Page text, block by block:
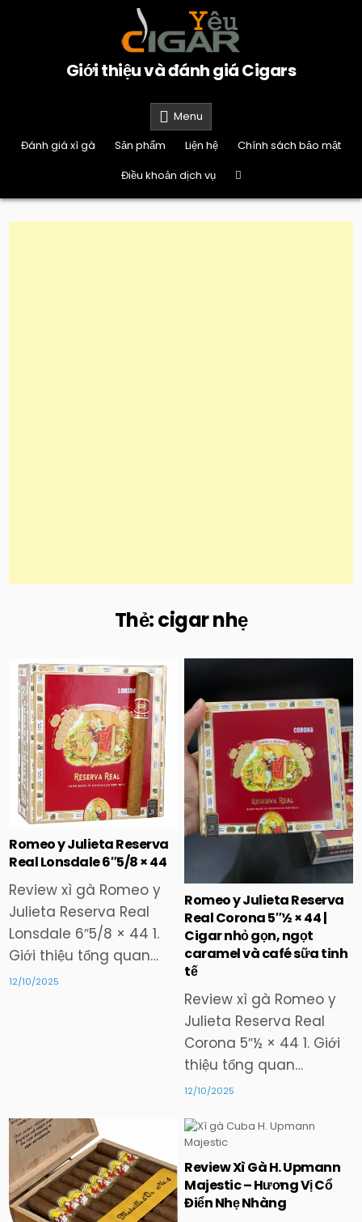
Giới thiệu và đánh giá Cigars
Menu
Đánh giá xì gà
Sản phẩm Liện hệ
Chính sách bảo mật
Điều khoản dịch vụ
Thẻ:cigar nhẹ
Posted
in
Romeo y Julieta Reserva
Real Lonsdale 6″5/8 × 44
Review xì gà Romeo y
Julieta Reserva Real
Lonsdale 6″5/8 × 44 1.
Giới thiệu tổng quan…
12/10/2025
Posted
Romeo y Julieta Reserva
Real Corona 5″½ × 44 |
Cigar nhỏ gọn, ngọt
caramel và café sữa tinh
tế
Review xì gà Romeo y
Julieta Reserva Real
Corona 5″½ × 44 1. Giới
thiệu tổng quan…
12/10/2025
Posted
in
Posted
in
Review Xì Gà H. Upmann
Majestic – Hương Vị Cổ
Điển Nhẹ Nhàng